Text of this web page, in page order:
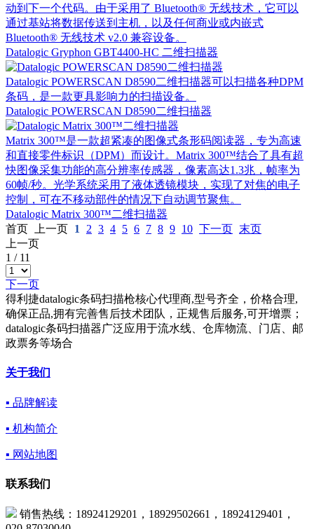
动到下一个代码。由于采用了 Bluetooth® 无线技术，它可以
通过基站将数据传送到主机，以及任何商业或内嵌式
Bluetooth® 无线技术 v2.0 兼容设备。
Datalogic Gryphon GBT4400-HC 二维扫描器
Datalogic POWERSCAN D8590二维扫描器可以扫描各种DPM
条码，是一款更具影响力的扫描设备。
Datalogic POWERSCAN D8590二维扫描器
Matrix 300™是一款超紧凑的图像式条形码阅读器，专为高速
和直接零件标识（DPM）而设计。Matrix 300™结合了具有超
快图像采集功能的高分辨率传感器，像素高达1.3兆，帧率为
60帧/秒。光学系统采用了液体透镜模块，实现了对焦的电子
控制，可在不移动部件的情况下自动调节聚焦。
Datalogic Matrix 300™二维扫描器
首页
上一页 1 2 3 4 5 6 7 8 9 10 下一页 末页
上一页
1 / 11
下一页
得利捷datalogic条码扫描枪核心代理商,型号齐全，价格合理,
确保正品,拥有完善售后技术团队，正规售后服务,可开增票；
datalogic条码扫描器广泛应用于流水线、仓库物流、门店、邮
政票务等场合
关于我们
▪ 品牌解读
▪ 机构简介
▪ 网站地图
联系我们
销售热线：18924129201，18929502661，18924129401，